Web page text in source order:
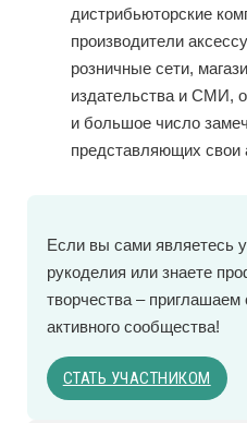
дистрибьюторские
производители
розничные сети,
издательства и СМИ,
и большое число
представляющих свои
Eсли вы сами являетесь
рукоделия или знаете
творчества – приглашаем
активного сообщества!
СТАТЬ УЧАСТНИКОМ